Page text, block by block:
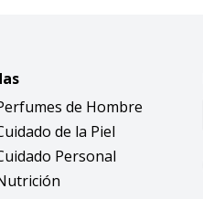
de Hombre
de la Piel
Personal